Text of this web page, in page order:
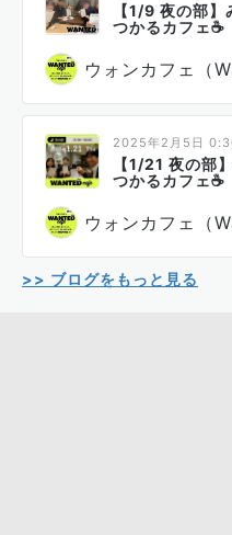
【1/9 夜の部
つかるカフェ☕
ウォンカフェ（
2025年2月5日
【1/21 夜の部
つかるカフェ☕
ウォンカフェ（
>> ブログをもっと見る